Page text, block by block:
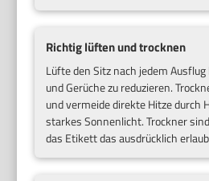
Richtig lüften und trocknen
Lüfte den Sitz nach jedem
und Gerüche zu reduzieren.
und vermeide direkte Hitze durch
starkes Sonnenlicht. Trockner
das Etikett das ausdrücklich